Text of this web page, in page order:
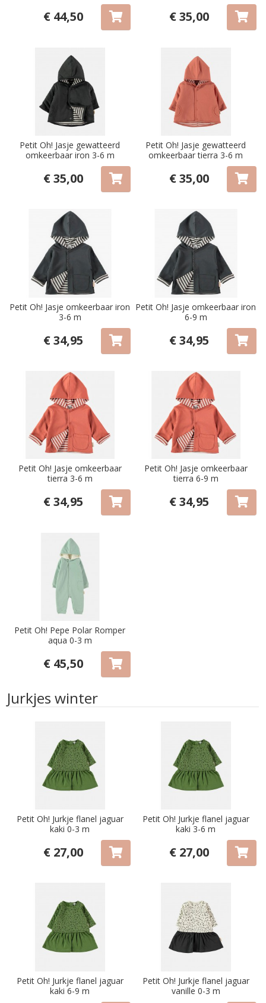
€ 44,50 € 35,00
Petit Oh! Jasje gewatteerd
omkeerbaar iron 3-6 m
€ 35,00
Petit Oh! Jasje gewatteerd
omkeerbaar tierra 3-6 m
€ 35,00
Petit Oh! Jasje omkeerbaar iron
3-6 m
€ 34,95
Petit Oh! Jasje omkeerbaar iron
6-9 m
€ 34,95
Petit Oh! Jasje omkeerbaar
tierra 3-6 m
€ 34,95
Petit Oh! Jasje omkeerbaar
tierra 6-9 m
€ 34,95
Petit Oh! Pepe Polar Romper
aqua 0-3 m
€ 45,50
Jurkjes winter
Petit Oh! Jurkje flanel jaguar
kaki 0-3 m
€ 27,00
Petit Oh! Jurkje flanel jaguar
kaki 3-6 m
€ 27,00
Petit Oh! Jurkje flanel jaguar
kaki 6-9 m
Petit Oh! Jurkje flanel jaguar
vanille 0-3 m